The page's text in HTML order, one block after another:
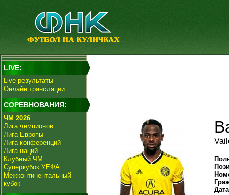
LIVE:
Live-результаты
Онлайн трансляции
СОРЕВНОВАНИЯ:
ЧМ 2026
Лига чемпионов
Лига Европы
Лига конференций
Лига наций
Клубный ЧМ
Суперкубок УЕФА
Межконтинентальный
кубок